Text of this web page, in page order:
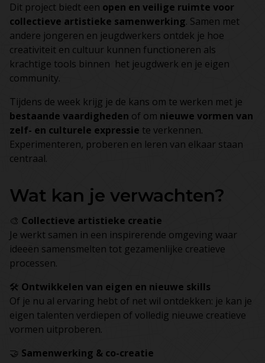
Dit project biedt een open en veilige ruimte voor
collectieve artistieke samenwerking. Samen met
andere jongeren en jeugdwerkers ontdek je hoe
creativiteit en cultuur kunnen functioneren als
krachtige tools binnen het jeugdwerk en je eigen
community.
Tijdens de week krijg je de kans om te werken met je
bestaande vaardigheden of om nieuwe vormen van
zelf- en culturele expressie te verkennen.
Experimenteren, proberen en leren van elkaar staan
centraal.
Wat kan je verwachten?
🎨 Collectieve artistieke creatie
Je werkt samen in een inspirerende omgeving waar
ideeën samensmelten tot gezamenlijke creatieve
processen.
🛠 Ontwikkelen van eigen en nieuwe skills
Of je nu al ervaring hebt of net wil ontdekken: je kan je
eigen talenten verdiepen of volledig nieuwe creatieve
vormen uitproberen.
🤝 Samenwerking & co-creatie